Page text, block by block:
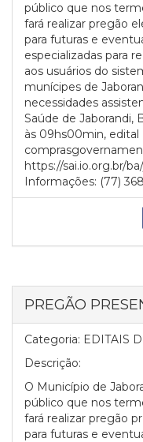
público que nos
fará realizar pregão
para futuras e
especializadas para
aos usuários do
munícipes de
necessidades
Saúde de Jaborandi,
às 09hs00min, edital
https://sai.io.org.br/
Informações: (77)
PREGÃO
Categoria: EDITAIS
Descrição:
O Município de
público que nos
fará realizar pregão
para futuras e